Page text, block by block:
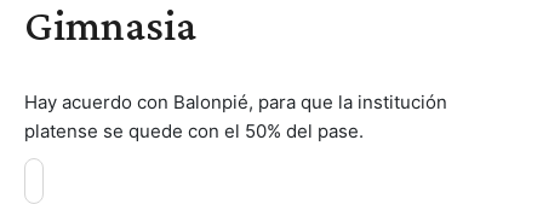
Gimnasia
Hay acuerdo con Balonpié, para que la institución
platense se quede con el 50% del pase.